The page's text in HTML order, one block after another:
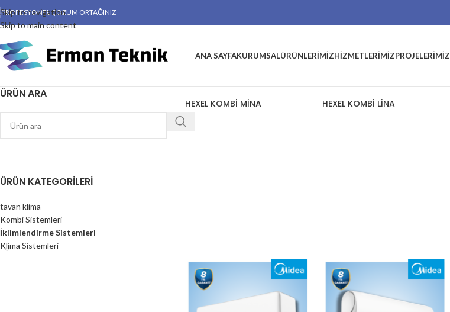
Skip to navigation
Skip to main content
PROFESYONEL ÇÖZÜM ORTAĞINIZ
ANA SAYFAKURUMSALÜRÜNLERIMIZHIZMETLERIMIZPROJELERIMIZ
ÜRÜN ARA
ÜRÜN KATEGORILERI
tavan klima
Kombi Sistemleri
İklimlendirme Sistemleri
Klima Sistemleri
HEXEL KOMBİ MİNA HEXEL KOMBİ LİNA